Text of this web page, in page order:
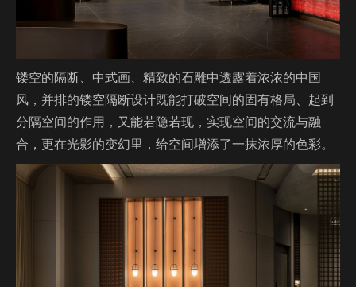
镂空的隔断、中式画、精致的石雕中透露着浓浓的中国
风，并排的镂空隔断设计既能打破空间的固有格局、起到
分隔空间的作用，又能若隐若现，实现空间的交流与融
合，更在光影的变幻⾥，给空间增添了⼀抹浓厚的⾊彩。